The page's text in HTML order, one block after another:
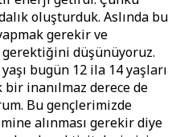
oluşturduk. Aslında bu
gerekir ve
düşünüyoruz.
bugün 12 ila 14 yaşları
inanılmaz derece de
Bu gençlerimizde
alınması gerekir diye